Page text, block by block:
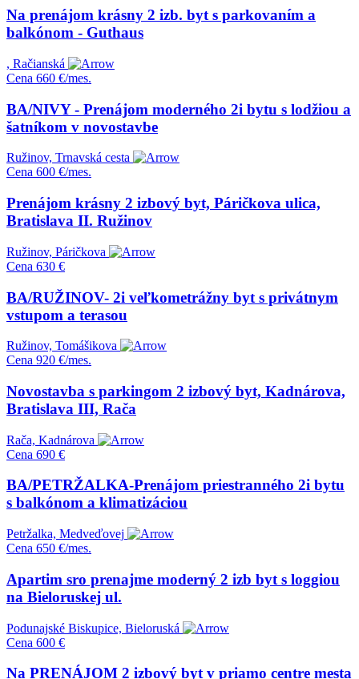
Na prenájom krásny 2 izb. byt s parkovaním a
balkónom - Guthaus
, Račianská
Cena 660 €/mes.
BA/NIVY - Prenájom moderného 2i bytu s lodžiou a
šatníkom v novostavbe
Ružinov, Trnavská cesta
Cena 600 €/mes.
Prenájom krásny 2 izbový byt, Páričkova ulica,
Bratislava II. Ružinov
Ružinov, Páričkova
Cena 630 €
BA/RUŽINOV- 2i veľkometrážny byt s privátnym
vstupom a terasou
Ružinov, Tomášikova
Cena 920 €/mes.
Novostavba s parkingom 2 izbový byt, Kadnárova,
Bratislava III, Rača
Rača, Kadnárova
Cena 690 €
BA/PETRŽALKA-Prenájom priestranného 2i bytu
s balkónom a klimatizáciou
Petržalka, Medveďovej
Cena 650 €/mes.
Apartim sro prenajme moderný 2 izb byt s loggiou
na Bieloruskej ul.
Podunajské Biskupice, Bieloruská
Cena 600 €
Na PRENÁJOM 2 izbový byt v priamo centre mesta